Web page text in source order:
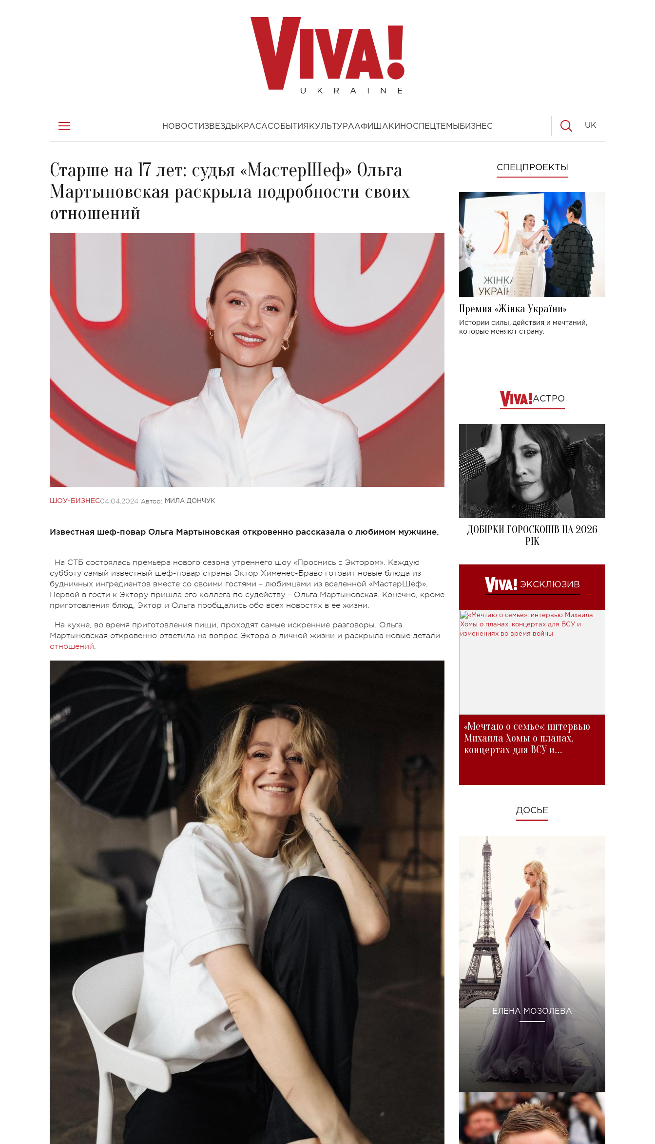
НОВОСТИ ЗВЕЗДЫ КРАСАСОБЫТИЯ КУЛЬТУРААФИША КИНОСПЕЦТЕМЫ БИЗНЕС UK
Старше на 17 лет: судья «МастерШеф» Ольга
Мартыновская раскрыла подробности своих
отношений
ШОУ-БИЗНЕС04.04.2024 Автор: МИЛА ДОНЧУК
Известная шеф-повар Ольга Мартыновская откровенно рассказала о любимом мужчине.
На СТБ состоялась премьера нового сезона утреннего шоу «Проснись с Эктором». Каждую
субботу самый известный шеф-повар страны Эктор Хименес-Браво готовит новые блюда из
будничных ингредиентов вместе со своими гостями – любимцами из вселенной «МастерШеф».
Первой в гости к Эктору пришла его коллега по судейству – Ольга Мартыновская. Конечно, кроме
приготовления блюд, Эктор и Ольга пообщались обо всех новостях в ее жизни.
На кухне, во время приготовления пищи, проходят самые искренние разговоры. Ольга
Мартыновская откровенно ответила на вопрос Эктора о личной жизни и раскрыла новые детали
отношений.
СПЕЦПРОЕКТЫ
Премия «Жінка України»
Истории силы, действия и мечтаний,
которые меняют страну.
АСТРО
ДОБІРКИ ГОРОСКОПІВ НА 2026
РІК
ЭКСКЛЮЗИВ
«Мечтаю о семье»: интервью
Михаила Хомы о планах,
концертах для ВСУ и
ДОСЬЕ
ЕЛЕНА МОЗОЛЕВА